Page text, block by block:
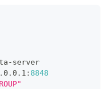
-server
: 8848